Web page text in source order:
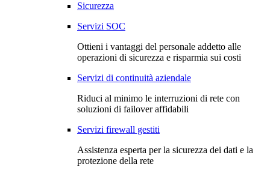
Sicurezza
Servizi SOC
Ottieni i vantaggi del personale addetto alle
operazioni di sicurezza e risparmia sui costi
Servizi di continuità aziendale
Riduci al minimo le interruzioni di rete con
soluzioni di failover affidabili
Servizi firewall gestiti
Assistenza esperta per la sicurezza dei dati e la
protezione della rete